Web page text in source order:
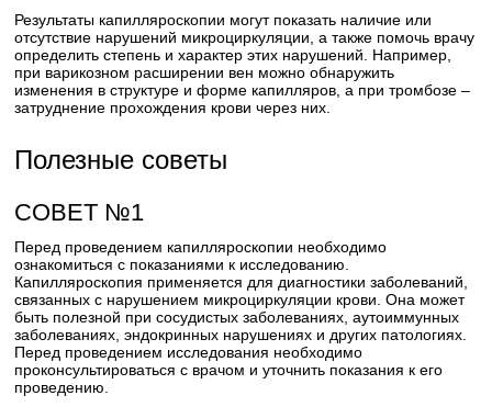
Результаты капилляроскопии могут показать наличие или
отсутствие нарушений микроциркуляции, а также помочь врачу
определить степень и характер этих нарушений. Например,
при варикозном расширении вен можно обнаружить
изменения в структуре и форме капилляров, а при тромбозе –
затруднение прохождения крови через них.
Полезные советы
СОВЕТ №1
Перед проведением капилляроскопии необходимо
ознакомиться с показаниями к исследованию.
Капилляроскопия применяется для диагностики заболеваний,
связанных с нарушением микроциркуляции крови. Она может
быть полезной при сосудистых заболеваниях, аутоиммунных
заболеваниях, эндокринных нарушениях и других патологиях.
Перед проведением исследования необходимо
проконсультироваться с врачом и уточнить показания к его
проведению.